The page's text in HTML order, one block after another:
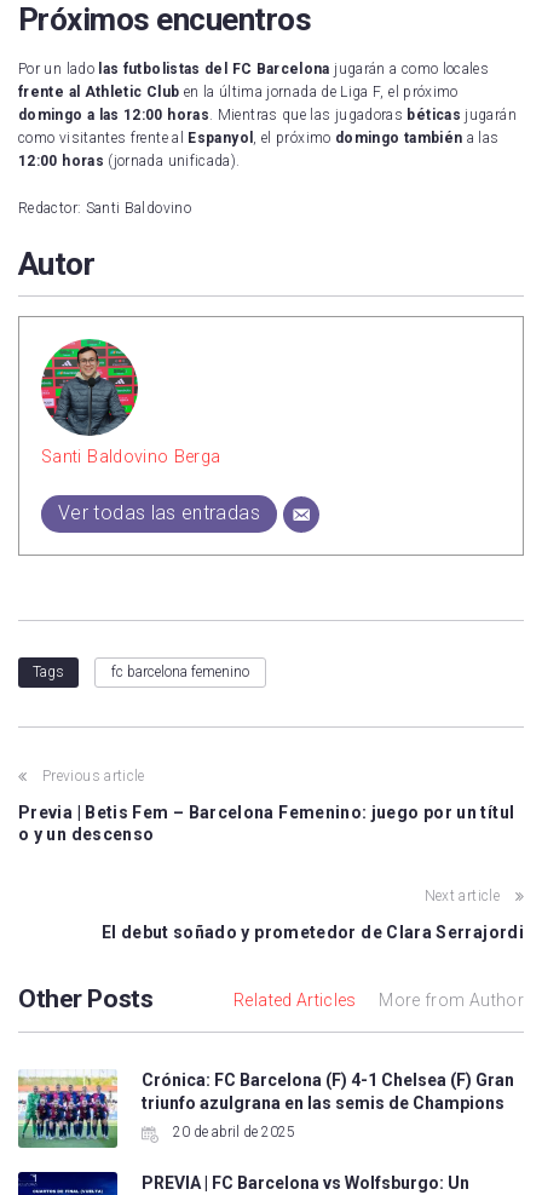
Próximos encuentros
Por un lado las futbolistas del FC Barcelona jugarán a como locales
frente al Athletic Club en la última jornada de Liga F, el próximo
domingo a las 12:00 horas . Mientras que las jugadoras béticas jugarán
como visitantes frente al Espanyol , el próximo domingo también a las
12:00 horas (jornada unificada).
Redactor: Santi Baldovino
Autor
Santi Baldovino Berga
Ver todas las entradas
Tags fc barcelona femenino
Previous article
Previa | Betis Fem – Barcelona Femenino: juego por un títul
o y un descenso
Next article
El debut soñado y prometedor de Clara Serrajordi
Other Posts Related Articles More from Author
Crónica: FC Barcelona (F) 4-1 Chelsea (F) Gran
triunfo azulgrana en las semis de Champions
20 de abril de 2025
PREVIA | FC Barcelona vs Wolfsburgo: Un